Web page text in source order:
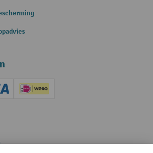
(Visa)
iDEAL | Wero